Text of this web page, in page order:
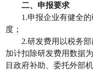
二、申报要求
1.申报企业有健全
度；
2.研发费用以税务
加计扣除研发费用数据
目政府补助、委托外部